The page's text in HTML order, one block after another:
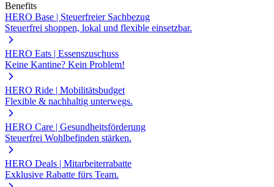
Benefits
HERO Base | Steuerfreier Sachbezug
Steuerfrei shoppen, lokal und flexible einsetzbar.
HERO Eats | Essenszuschuss
Keine Kantine? Kein Problem!
HERO Ride | Mobilitätsbudget
Flexible & nachhaltig unterwegs.
HERO Care | Gesundheitsförderung
Steuerfrei Wohlbefinden stärken.
HERO Deals | Mitarbeiterrabatte
Exklusive Rabatte fürs Team.